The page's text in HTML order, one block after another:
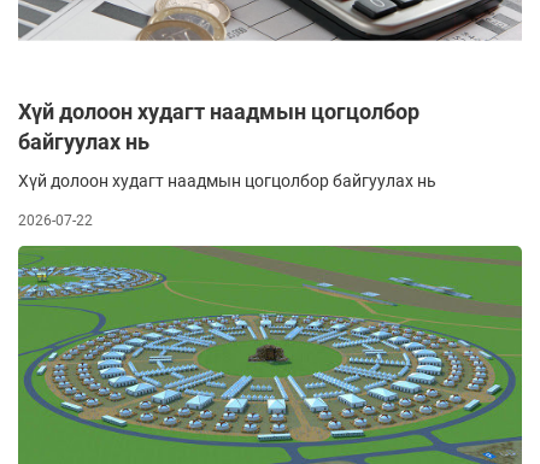
Хүй долоон худагт наадмын цогцолбор
байгуулах нь
Хүй долоон худагт наадмын цогцолбор байгуулах нь
2026-07-22